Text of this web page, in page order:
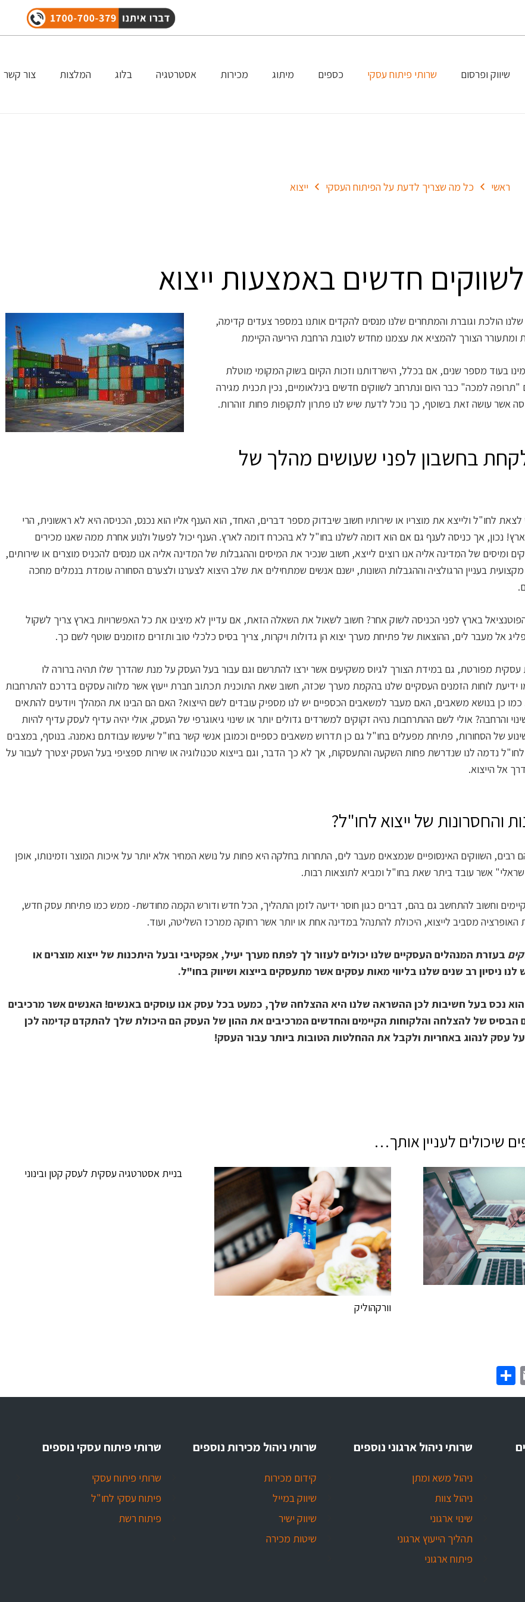
שיווק ופרסום שרותי פיתוח עסקי כספים מיתוג מכירות אסטרטגיה בלוג המלצות צור קשר
ראשי כל מה שצריך לדעת על הפיתוח העסקי ייצוא
חדשים באמצעות ייצוא
הולכת וגוברת והמתחרים שלנו מנסים להקדים אותנו במספר צעדים קדימה,
ומתעורר הצורך להמציא את עצמנו מחדש לטובת הרחבת היריעה הקיימת
בעוד מספר שנים, אם בכלל, הישרדותנו וזכות הקיום בשוק המקומי מוטלת
למכה" כבר היום ונתרחב לשווקים חדשים בינלאומיים, נכין תכנית מגירה
אשר עושה זאת בשוטף, כך נוכל לדעת שיש לנו פתרון לתקופות פחות זוהרות.
בחשבון לפני שעושים מהלך של
לחו"ל ולייצא את מוצריו או שירותיו חשוב שיבדוק מספר דברים, האחד, הוא הענף אליו הוא נכנס, הכניסה היא לא ראשונית, הרי
נכון, אך כניסה לענף גם אם הוא דומה לשלנו בחו"ל לא בהכרח דומה לארץ. הענף יכול לפעול ולנוע אחרת ממה שאנו מכירים
ומיסים של המדינה אליה אנו רוצים לייצא, חשוב שנכיר את המיסים וההגבלות של המדינה אליה אנו מנסים להכניס מוצרים או שירותים,
בעניין הרגולציה וההגבלות השונות, ישנם אנשים שמתחילים את שלב היצוא לצערנו ולצערם הסחורה עומדת בנמלים מחכה
בארץ לפני הכניסה לשוק אחר? חשוב לשאול את השאלה הזאת, אם עדיין לא מיצינו את כל האפשרויות בארץ צריך לשקול
אל מעבר לים, ההוצאות של פתיחת מערך יצוא הן גדולות ויקרות, צריך בסיס כלכלי טוב ותזרים מזומנים שוטף לשם כך.
עסקית מפורטת, גם במידת הצורך לגיוס משקיעים אשר ירצו להתרשם וגם עבור בעל העסק על מנת שהדרך שלו תהיה ברורה לו
ידיעת לוחות הזמנים העסקיים שלנו בהקמת מערך שכזה, חשוב שאת התוכנית תכתוב חברת ייעוץ אשר מלווה עסקים בדרכם להתרחבות
כמו כן בנושא משאבים, האם מעבר למשאבים הכספיים יש לנו מספיק עובדים לשם הייצוא? האם הם הבינו את המהלך ויודעים להתאים
והרחבה? אולי לשם ההתרחבות נהיה זקוקים למשרדים גדולים יותר או שינוי גיאוגרפי של העסק, אולי יהיה עדיף לעסק עדיף להיות
של הסחורות, פתיחת מפעלים בחו"ל גם כן תדרוש משאבים כספיים וכמובן אנשי קשר בחו"ל שיעשו עבודתם נאמנה. בנוסף, במצבים
נדמה לנו שנדרשת פחות השקעה והתעסקות, אך לא כך הדבר, וגם בייצוא טכנולוגיה או שירות ספציפי בעל העסק יצטרך לעבור על
אל הייצוא.
והחסרונות של ייצוא לחו"ל?
רבים, השווקים האינסופיים שנמצאים מעבר לים, התחרות בחלקה היא פחות על נושא המחיר אלא יותר על איכות המוצר וזמינותו, אופן
אשר עובד ביתר שאת בחו"ל ומביא לתוצאות רבות.
קיימים וחשוב להתחשב גם בהם, דברים כגון חוסר ידיעה לזמן התהליך, הכל חדש ודורש הקמה מחודשת- ממש כמו פתיחת עסק חדש,
מסביב לייצוא, היכולת להתנהל במדינה אחת או יותר אשר רחוקה ממרכז השליטה, ועוד.
בעזרת המנהלים העסקיים שלנו יכולים לעזור לך לפתח מערך יעיל, אפקטיבי ובעל היתכנות של ייצוא מוצרים או
לנו ניסיון רב שנים שלנו בליווי מאות עסקים אשר מתעסקים בייצוא ושיווק בחו"ל.
נכס בעל חשיבות לכן ההשראה שלנו היא ההצלחה שלך, כמעט בכל עסק אנו עוסקים באנשים! האנשים אשר מרכיבים
של להצלחה והלקוחות הקיימים והחדשים המרכיבים את ההון של העסק הם היכולת שלך להתקדם קדימה לכן
עסק לנהוג באחריות ולקבל את ההחלטות הטובות ביותר עבור העסק!
שיכולים לעניין אותך…
וורקהוליק
בניית אסטרטגיה עסקית לעסק קטן ובינוני
Email
שרותי ניהול ארגוני נוספים
ניהול משא ומתן
ניהול צוות
שינוי ארגוני
תהליך הייעוץ ארגוני
פיתוח ארגוני
שרותי ניהול מכירות נוספים
קידום מכירות
שיווק במייל
שיווק ישיר
שיטות מכירה
שרותי פיתוח עסקי נוספים
שרותי פיתוח עסקי
פיתוח עסקי לחו"ל
פיתוח רשת